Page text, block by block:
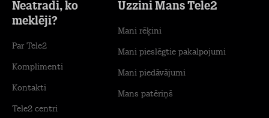
Neatradi, ko
meklēji?
Par Tele2
Komplimenti
Kontakti
Tele2 centri
Uzzini Mans Tele2
Mani rēķini
Mani pieslēgtie pakalpojumi
Mani piedāvājumi
Mans patēriņš